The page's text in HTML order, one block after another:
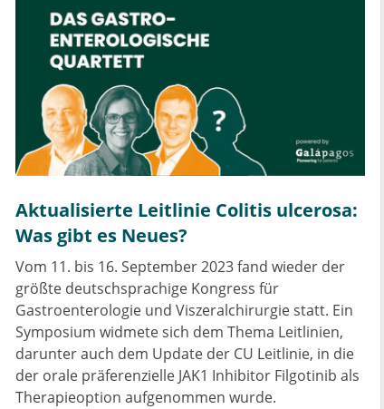
Aktualisierte Leitlinie Colitis ulcerosa:
Was gibt es Neues?
Vom 11. bis 16. September 2023 fand wieder der
größte deutschsprachige Kongress für
Gastroenterologie und Viszeralchirurgie statt. Ein
Symposium widmete sich dem Thema Leitlinien,
darunter auch dem Update der CU Leitlinie, in die
der orale präferenzielle JAK1 Inhibitor Filgotinib als
Therapieoption aufgenommen wurde.